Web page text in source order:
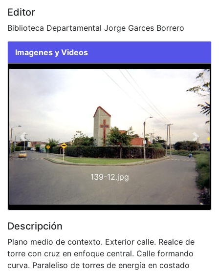
Editor
Biblioteca Departamental Jorge Garces Borrero
Imagenes y Videos
Slide 1 of 1
139-12.jpg
Previous Next
Descripción
Plano medio de contexto. Exterior calle. Realce de
torre con cruz en enfoque central. Calle formando
curva. Paraleliso de torres de energía en costado